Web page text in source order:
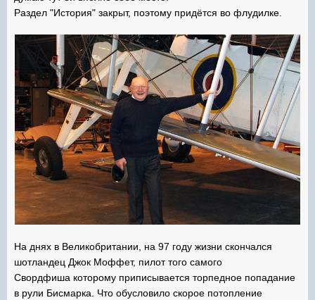
Раздел "История" закрыт, поэтому придётся во флудилке.
На днях в Великобритании, на 97 году жизни скончался
шотландец Джок Моффет, пилот того самого
Свордфиша которому приписывается торпедное попадание
в рули Бисмарка. Что обусловило скорое потопление